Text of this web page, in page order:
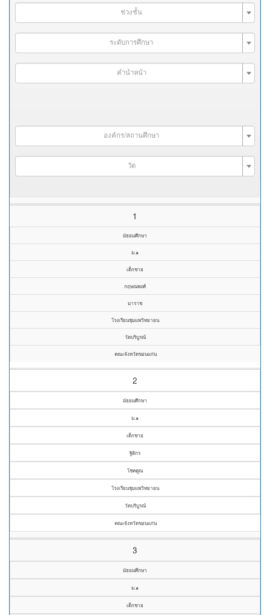
ช่วงชั้น
ระดับการศึกษา
คำนำหน้า
องค์กร/สถานศึกษา
วัด
1
มัธยมศึกษา
ม.๑
เด็กชาย
กฤษณพงศ์
มาราช
โรงเรียนชุมแพวิทยายน
วัดบริบูรณ์
คณะจังหวัดขอนแก่น
2
มัธยมศึกษา
ม.๑
เด็กชาย
ฐิติกร
โชคคูณ
โรงเรียนชุมแพวิทยายน
วัดบริบูรณ์
คณะจังหวัดขอนแก่น
3
มัธยมศึกษา
ม.๑
เด็กชาย